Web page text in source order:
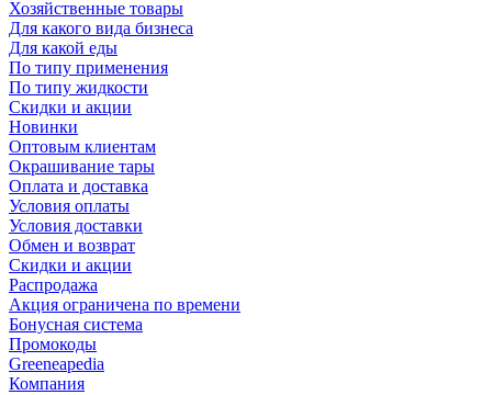
Хозяйственные товары
Для какого вида бизнеса
Для какой еды
По типу применения
По типу жидкости
Скидки и акции
Новинки
Оптовым клиентам
Окрашивание тары
Оплата и доставка
Условия оплаты
Условия доставки
Обмен и возврат
Скидки и акции
Распродажа
Акция ограничена по времени
Бонусная система
Промокоды
Greeneapedia
Компания